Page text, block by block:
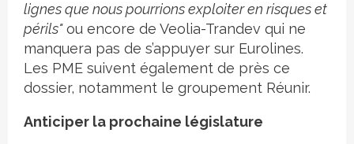
lignes que nous pourrions exploiter en risques et
périls"ou encore de Veolia-Trandev qui ne
manquera pas de s’appuyer sur Eurolines.
Les PME suivent également de près ce
dossier, notamment le groupement Réunir.
Anticiper la prochaine législature